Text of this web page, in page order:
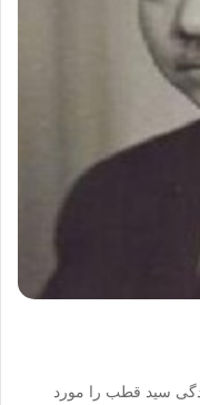
سید قطب‌ را مورد